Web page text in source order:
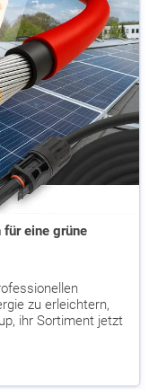
für eine grüne
zu erleichtern,
ihr Sortiment jetzt